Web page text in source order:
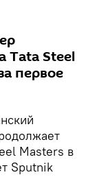
Tata Steel
первое
Masters в
Sputnik